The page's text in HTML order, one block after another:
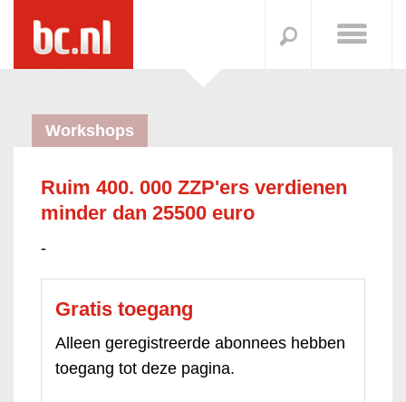
Workshops
Ruim 400. 000 ZZP'ers verdienen
minder dan 25500 euro
-
Gratis toegang
Alleen geregistreerde abonnees hebben
toegang tot deze pagina.